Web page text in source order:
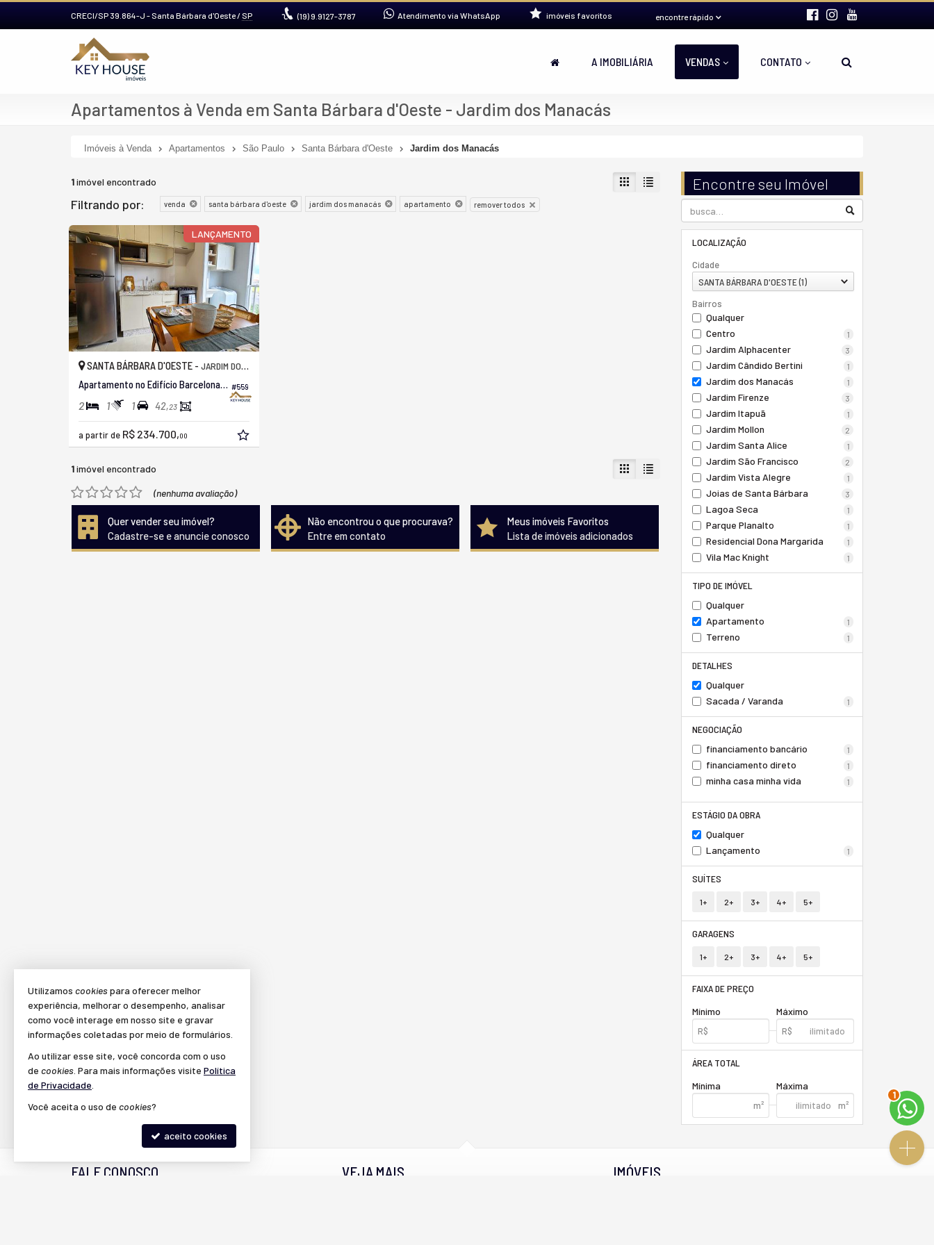
CRECI/SP 39.864-J - Santa Bárbara d'Oeste / SP (19)9.9127-3787 Atendimento via WhatsApp encontre rápido
imóveis favoritos
A IMOBILIÁRIA VENDAS CONTATO
Apartamentos à Venda em Santa Bárbara d'Oeste - Jardim dos Manacás
Imóveis à Venda Apartamentos São Paulo Santa Bárbara d'Oeste Jardim dos Manacás
Encontre seu Imóvel
LOCALIZAÇÃO
Cidade
SANTA BÁRBARA D'OESTE (1)
Bairros
Qualquer
Centro
1
Jardim Alphacenter 3
Jardim Cândido Bertini 1
Jardim dos Manacás 1
Jardim Firenze 3
Jardim Itapuã 1
Jardim Mollon 2
Jardim Santa Alice 1
Jardim São Francisco 2
Jardim Vista Alegre 1
Joias de Santa Bárbara 3
Lagoa Seca 1
Parque Planalto 1
Residencial Dona Margarida 1
Vila Mac Knight 1
TIPO DE IMÓVEL
Qualquer
Apartamento
1
Terreno 1
DETALHES
Qualquer
Sacada / Varanda
1
NEGOCIAÇÃO
financiamento bancário
1
financiamento direto 1
minha casa minha vida 1
ESTÁGIO DA OBRA
Qualquer
Lançamento
1
SUÍTES
1+ 2+ 3+ 4+ 5+
GARAGENS
1+ 2+ 3+ 4+ 5+
FAIXA DE PREÇO
Mínimo
Máximo
ÁREA TOTAL
Mínima
Máxima
1imóvel encontrado
Filtrando por: venda santa bárbara d'oeste jardim dos manacás apartamento remover todos
LANÇAMENTO
#559
SANTA BÁRBARA D'OESTE - JARDIM DOS MANACÁS
Apartamento no Edifício Barcelona Residence
2 1 1 42,23
a partir de R$ 234.700,00
1imóvel encontrado
(nenhuma avaliação)
Quer vender seu imóvel?
Cadastre-se e anuncie conosco
Não encontrou o que procurava?
Entre em contato
Meus imóveis Favoritos
Lista de imóveis adicionados
FALE CONOSCO VEJA MAIS IMÓVEIS
2
Utilizamos cookiespara oferecer melhor
experiência, melhorar o desempenho, analisar
como você interage em nosso site e gravar
informações coletadas por meio de formulários.
Ao utilizar esse site, você concorda com o uso
de cookies . Para mais informações visite Política
de Privacidade
Você aceita o uso de cookies?
aceito cookies